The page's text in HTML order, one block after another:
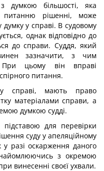
більшості, яка
рішенні, може
у справі. В судовому
однак відповідно до
до справи. Суддя, який
зазначити, з чим
цьому він вправі
питання.
справі, мають право
матеріалами справи, а
думкою судді.
для перевірки
суду у апеляційному
разі оскарження даного
з окремою
винесенні своєї ухвали.